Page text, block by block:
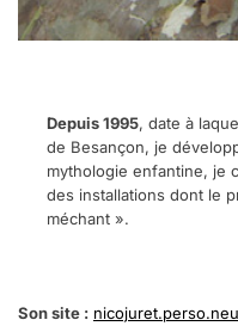
Depuis 1995, date à
de Besançon, je
mythologie enfantine, je
des installations dont le
méchant ».
Son site :